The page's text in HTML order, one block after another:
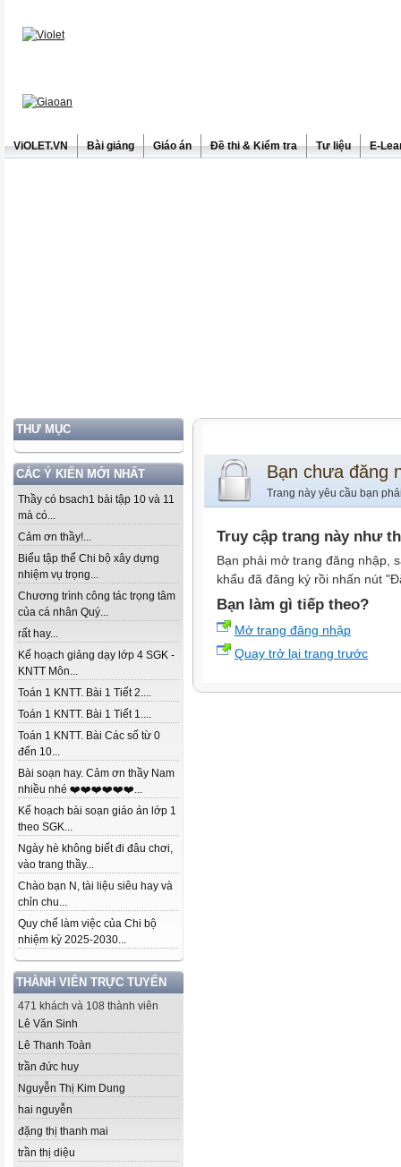
ViOLET.VN Bài giảng Giáo án Đề thi & Kiểm tra Tư liệu E-
THƯ MỤC
CÁC Ý KIẾN MỚI NHẤT
Thầy có bsach1 bài tập 10 và 11
mà có...
Cảm ơn thầy!...
Biểu tập thể Chi bộ xây dựng
nhiệm vụ trọng...
Chương trình công tác trọng tâm
của cá nhân Quý...
rất hay...
Kế hoạch giảng dạy lớp 4 SGK -
KNTT Môn...
Toán 1 KNTT. Bài 1 Tiết 2....
Toán 1 KNTT. Bài 1 Tiết 1....
Toán 1 KNTT. Bài Các số từ 0
đến 10...
Bài soạn hay. Cảm ơn thầy Nam
nhiều nhé ❤️❤️❤️❤️❤️❤️...
Kế hoạch bài soạn giáo án lớp 1
theo SGK...
Ngày hè không biết đi đâu chơi,
vào trang thầy...
Chào bạn N, tài liệu siêu hay và
chỉn chu...
Quy chế làm việc của Chi bộ
nhiệm kỳ 2025-2030...
THÀNH VIÊN TRỰC TUYẾN
471 khách và 108 thành viên
Lê Văn Sinh
Lê Thanh Toàn
trần đức huy
Nguyễn Thị Kim Dung
hai nguyễn
đặng thị thanh mai
trần thị diệu
Bạn chưa đăng
Trang này yêu cầu bạn
Truy cập trang này như
Bạn phải mở trang đăng nhập,
khẩu đã đăng ký rồi nhấn nút
Bạn làm gì tiếp theo?
Mở trang đăng nhập
Quay trở lại trang trước